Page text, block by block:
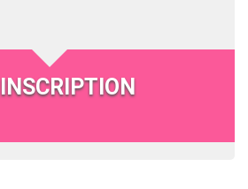
INSCRIPTION